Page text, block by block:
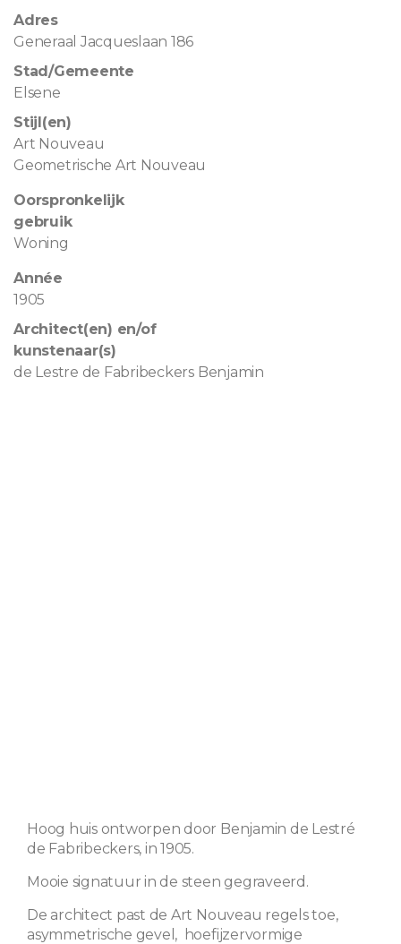
Adres
Generaal Jacqueslaan 186
Stad/Gemeente
Elsene
Stijl(en)
Art Nouveau
Geometrische Art Nouveau
Oorspronkelijk
gebruik
Woning
Année
1905
Architect(en) en/of
kunstenaar(s)
de Lestre de Fabribeckers Benjamin
Hoog huis ontworpen door Benjamin de Lestré
de Fabribeckers, in 1905.
Mooie signatuur in de steen gegraveerd.
De architect past de Art Nouveau regels toe,
asymmetrische gevel, hoefijzervormige